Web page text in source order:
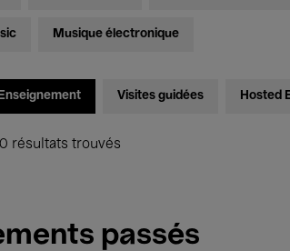
Musique électronique
Enseignement Visites guidées Hosted
0 résultats trouvés
passés